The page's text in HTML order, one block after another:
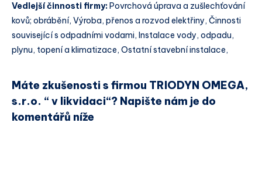
Vedlejší činnosti firmy:Povrchová úprava a zušlechťování
kovů; obrábění, Výroba, přenos a rozvod elektřiny, Činnosti
související s odpadními vodami, Instalace vody, odpadu,
plynu, topení a klimatizace, Ostatní stavební instalace,
Máte zkušenosti s firmou TRIODYN OMEGA,
s.r.o. “ v likvidaci“? Napište nám je do
komentářů níže